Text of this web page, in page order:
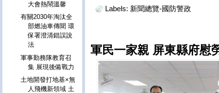
Labels: 新聞總覽-國防警政
軍民一家親 屏東縣府慰
大會熱鬧溫馨
有關2030年淘汰全
部燃油車傳聞 環
保署澄清錯誤說
法
軍事勤務隊教育召
集 展現後備戰力
土地開發打地基×無
人飛機新領域 土